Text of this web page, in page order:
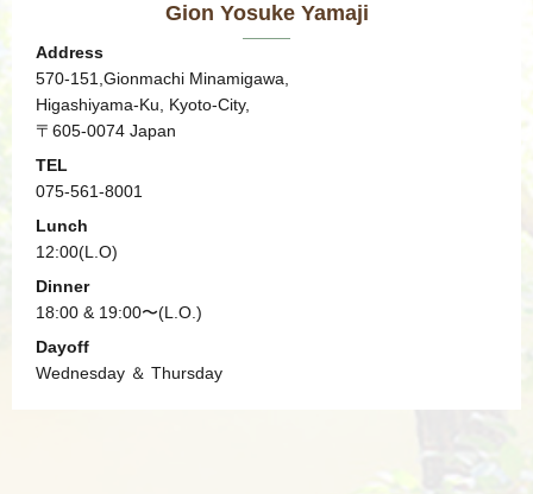
Gion Yosuke Yamaji
Address
570-151,Gionmachi Minamigawa,
Higashiyama-Ku, Kyoto-City,
〒605-0074 Japan
TEL
075-561-8001
Lunch
12:00(L.O)
Dinner
18:00 & 19:00〜(L.O.)
Dayoff
Wednesday ＆ Thursday